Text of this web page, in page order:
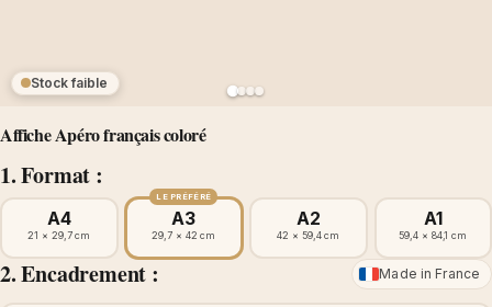
Affiche Apéro français coloré
1. Format :
Stock faible
A4
21 × 29,7 cm
LE PRÉFÉRÉ
A3
29,7 × 42 cm
A2
42 × 59,4 cm
A1
59,4 × 84,1 cm
2. Encadrement : Made in France